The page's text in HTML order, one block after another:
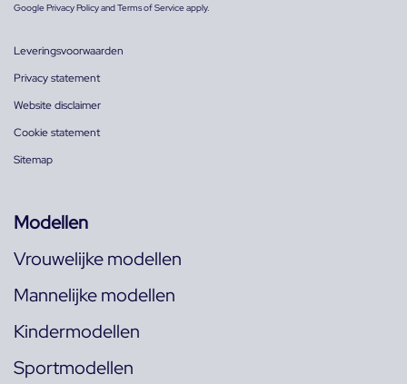
GooglePrivacy PolicyandTerms of Serviceapply.
Leveringsvoorwaarden
Privacy statement
Website disclaimer
Cookie statement
Sitemap
Modellen
Vrouwelijke modellen
Mannelijke modellen
Kindermodellen
Sportmodellen